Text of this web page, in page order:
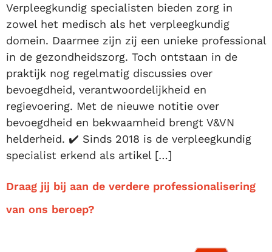
Verpleegkundig specialisten bieden zorg in
zowel het medisch als het verpleegkundig
domein. Daarmee zijn zij een unieke professional
in de gezondheidszorg. Toch ontstaan in de
praktijk nog regelmatig discussies over
bevoegdheid, verantwoordelijkheid en
regievoering. Met de nieuwe notitie over
bevoegdheid en bekwaamheid brengt V&VN
helderheid. ✔️ Sinds 2018 is de verpleegkundig
specialist erkend als artikel […]
Draag jij bij aan de verdere professionalisering
van ons beroep?